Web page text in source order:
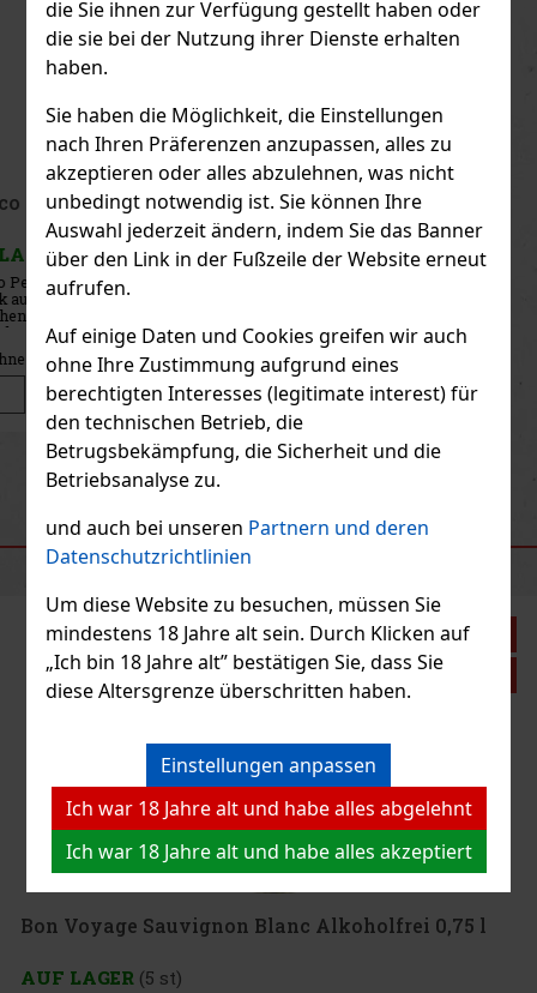
die Sie ihnen zur Verfügung gestellt haben oder
die sie bei der Nutzung ihrer Dienste erhalten
haben.
Sie haben die Möglichkeit, die Einstellungen
nach Ihren Präferenzen anzupassen, alles zu
akzeptieren oder alles abzulehnen, was nicht
unbedingt notwendig ist. Sie können Ihre
Auswahl jederzeit ändern, indem Sie das Banner
über den Link in der Fußzeile der Website erneut
aufrufen.
Auf einige Daten und Cookies greifen wir auch
ohne Ihre Zustimmung aufgrund eines
berechtigten Interesses (legitimate interest) für
den technischen Betrieb, die
Betrugsbekämpfung, die Sicherheit und die
Betriebsanalyse zu.
und auch bei unseren Partnern und deren
Datenschutzrichtlinien
Um diese Website zu besuchen, müssen Sie
mindestens 18 Jahre alt sein. Durch Klicken auf
„Ich bin 18 Jahre alt” bestätigen Sie, dass Sie
diese Altersgrenze überschritten haben.
Einstellungen anpassen
Ich war 18 Jahre alt und habe alles abgelehnt
Ich war 18 Jahre alt und habe alles akzeptiert
Serena 1881 Alcohol Free 0,75 l 0.0%
AUF LAGER (> 5 st)
Serena 1881 Alcohol Free ist ein elegantes alkoholfreies
Schaumgetränk, das überwiegend aus dem Most der aromatischen
Rebsorte Moscato hergestellt wird und sich durch einen frischen,
fruchtig-blumigen Charakter sowie eine feine Perlage auszeichnet.
6.60€ ohne VAT
Bestellen
Kylie Minogue Sparkling rose alcohol free 0,75 l
AUF LAGER (> 5 st)
Kylie Minogue Sparkling Rosé Alcohol-Free ist ein erfrischender
und prickelnder alkoholfreier Wein, der Sie mit seinen fein
ausgewogenen Noten und seinem komplexen trockenen Abgang
beeindrucken wird. Dieses Produkt ist die perfekte Wahl für alle,
7.84 € ohne VAT 9.49 €
PreviousNext
EMPFOHLENE PRODUKTE
Rabatt: 12%
Aktion
Bon Voyage Sauvignon Blanc Alkoholfrei 0,75 l
AUF LAGER (5 st)